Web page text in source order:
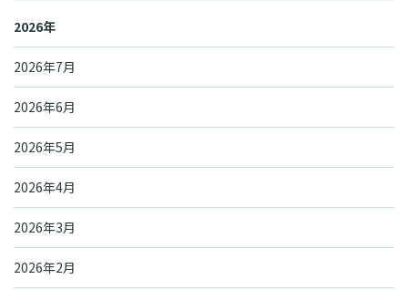
2026年
2026年7月
2026年6月
2026年5月
2026年4月
2026年3月
2026年2月